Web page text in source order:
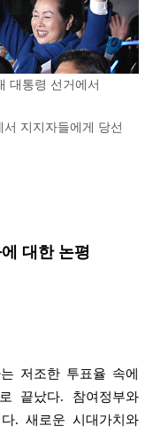
대통령 선거에서
지지자들에게 당선
대한 논평
저조한 투표율 속에
끝났다. 참여정부와
. 새로운 시대가치와